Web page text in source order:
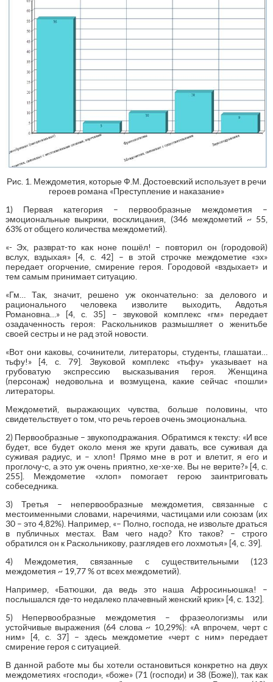
Рис. 1. Междометия, которые Ф.М. Достоевский использует в речи
героев романа «Преступление и наказание»
1) Первая категория – первообразные междометия –
эмоциональные выкрики, восклицания, (346 междометий ~ 55,
63% от общего количества междометий).
«- Эх, разврат-то как ноне пошёл! – повторил он (городовой)
вслух, вздыхая» [4, с. 42] – в этой строчке междометие «эх»
передает огорчение, смирение героя. Городовой «вздыхает» и
тем самым принимает ситуацию.
«Гм… Так, значит, решено уж окончательно: за делового и
рационального человека изволите выходить, Авдотья
Романовна…» [4, с. 35] – звуковой комплекс «гм» передает
озадаченность героя: Раскольников размышляет о женитьбе
своей сестры и не рад этой новости.
«Вот они каковы, сочинители, литераторы, студенты, глашатаи…
тьфу!» [4, с. 79]. Звуковой комплекс «тьфу» указывает на
грубоватую экспрессию высказывания героя. Женщина
(персонаж) недовольна и возмущена, какие сейчас «пошли»
литераторы.
Междометий, выражающих чувства, больше половины, что
свидетельствует о том, что речь героев очень эмоциональна.
2) Первообразные – звукоподражания. Обратимся к тексту: «И все
будет, все будет около меня же круги давать, все суживая да
суживая радиус, и – хлоп! Прямо мне в рот и влетит, я его и
проглочу-с, а это уж очень приятно, хе-хе-хе. Вы не верите?» [4, с.
255]. Междометие «хлоп» помогает герою заинтриговать
собеседника.
3) Третья – непервообразные междометия, связанные с
местоименными словами, наречиями, частицами или союзам (их
30 – это 4,82%). Например, «– Полно, господа, не извольте драться
в публичных местах. Вам чего надо? Кто таков? – строго
обратился он к Раскольникову, разглядев его лохмотья» [4, с. 39].
4) Междометия, связанные с существительными (123
междометия ~ 19,77 % от всех междометий).
Например, «Батюшки, да ведь это наша Афросиньюшка! –
послышался где-то недалеко плачевный женский крик» [4, с. 132].
5) Непервообразные междометия – фразеологизмы или
устойчивые выражения (64 слова ~ 10,29%): «А впрочем, черт с
ним» [4, с. 37] – здесь междометие «черт с ним» передает
смирение героя с ситуацией.
В данной работе мы бы хотели остановиться конкретно на двух
междометиях «господи», «боже» (71 (господи) и 38 (Боже)), так как